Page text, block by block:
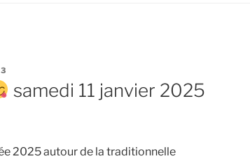
samedi 11 janvier 2025
2025 autour de la traditionnelle